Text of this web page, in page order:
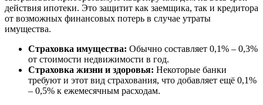
действия ипотеки. Это защитит как заемщика, так и кредитора
от возможных финансовых потерь в случае утраты
имущества.
Страховка имущества: Обычно составляет 0,1% – 0,3%
от стоимости недвижимости в год.
Страховка жизни и здоровья: Некоторые банки
требуют и этот вид страхования, что добавляет ещё 0,1%
– 0,5% к ежемесячным расходам.